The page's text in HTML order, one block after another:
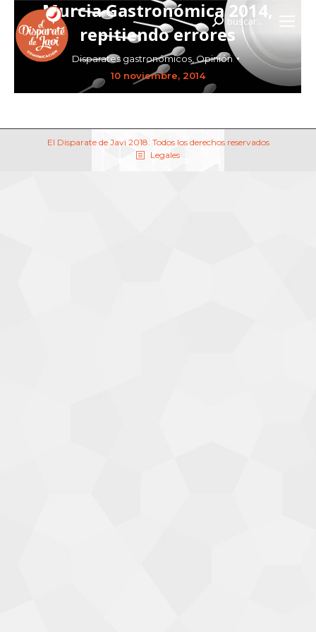
Buscar:
buscar...
Murcia Gastronómica 2014,
repitiendo errores
Disparates gastronómicos Opinión
10 noviembre, 2014
El Disparate de Javi 2018. Todos los derechos reservados
Legales